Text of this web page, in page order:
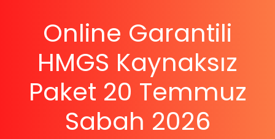
Online Garantili
HMGS Kaynaksız
Paket 20 Temmuz
Sabah 2026